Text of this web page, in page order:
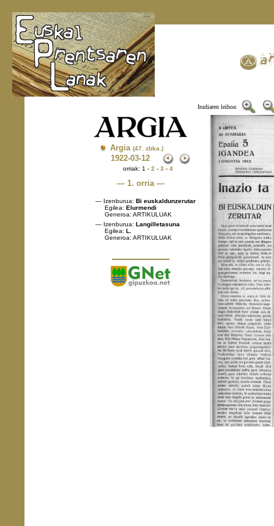
Irudiaren leihoa:
Argia (47. zbka.)
1922-03-12
orriak: 1 - 2 - 3 - 4
— 1. orria —
— Izenburua: Bi euskaldunzerutar
Egilea: Elurmendi
Generoa: ARTIKULUAK
— Izenburua: Langilletasuna
Egilea: L.
Generoa: ARTIKULUAK